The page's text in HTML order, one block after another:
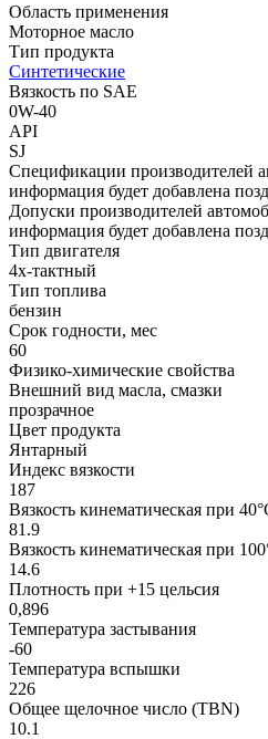
Область применения
Моторное масло
Тип продукта
Синтетические
Вязкость по SAE
0W-40
API
SJ
Спецификации производителей
информация будет добавлена
Допуски производителей
информация будет добавлена
Тип двигателя
4х-тактный
Тип топлива
бензин
Срок годности, мес
60
Физико-химические свойства
Внешний вид масла, смазки
прозрачное
Цвет продукта
Янтарный
Индекс вязкости
187
Вязкость кинематическая при
81.9
Вязкость кинематическая при
14.6
Плотность при +15 цельсия
0,896
Температура застывания
-60
Температура вспышки
226
Общее щелочное число (TBN)
10.1